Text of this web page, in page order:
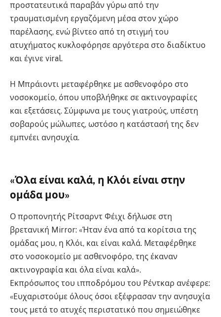
προστατευτικά παραβάν γύρω από την
τραυματισμένη εργαζόμενη μέσα στον χώρο
παρέλασης, ενώ βίντεο από τη στιγμή του
ατυχήματος κυκλοφόρησε αργότερα στο διαδίκτυο
και έγινε viral.
Η Μπράιοντι μεταφέρθηκε με ασθενοφόρο στο
νοσοκομείο, όπου υποβλήθηκε σε ακτινογραφίες
και εξετάσεις. Σύμφωνα με τους γιατρούς, υπέστη
σοβαρούς μώλωπες, ωστόσο η κατάστασή της δεν
εμπνέει ανησυχία.
«Όλα είναι καλά, η Κλόι είναι στην
ομάδα μου»
Ο προπονητής Ρίτσαρντ Φέιχι δήλωσε στη
βρετανική Mirror: «Ήταν ένα από τα κορίτσια της
ομάδας μου, η Κλόι, και είναι καλά. Μεταφέρθηκε
στο νοσοκομείο με ασθενοφόρο, της έκαναν
ακτινογραφία και όλα είναι καλά».
Εκπρόσωπος του ιπποδρόμου του Ρέντκαρ ανέφερε:
«Ευχαριστούμε όλους όσοι εξέφρασαν την ανησυχία
τους μετά το ατυχές περιστατικό που σημειώθηκε